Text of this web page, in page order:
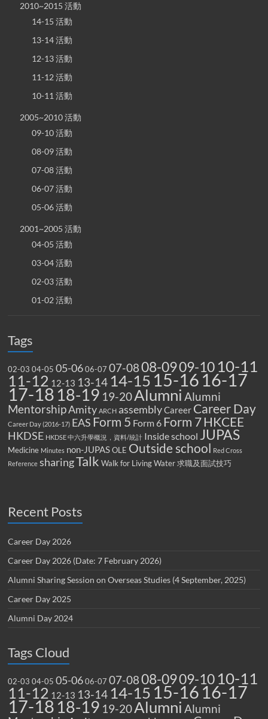
2010~2015 活動
14-15 活動
13-14 活動
12-13 活動
11-12 活動
10-11 活動
2005~2010 活動
09-10 活動
08-09 活動
07-08 活動
06-07 活動
05-06 活動
2001~2005 活動
04-05 活動
03-04 活動
02-03 活動
01-02 活動
Tags
02-03 04-05 05-06 06-07 07-0808-0909-10 10-11
11-12 12-13 13-14 14-15 15-16 16-17
17-18 18-19 19-20Alumni Alumni
MentorshipAmity ARCH assemblyCareer Career Day
Career Day (2016-17) EAS Form 5 Form 6 Form 7HKCEE
HKDSE HKDSE 中六升學概況，資料/統計 Inside school JUPAS
Medicine Minutes non-JUPAS OLE Outside school Red Cross
Reference sharingTalk Walk for Living Water 求職及面試技巧
Recent Posts
Career Day 2026
Career Day 2026 (Date: 7 February 2026)
Alumni Sharing Session on Overseas Studies (4 September, 2025)
Career Day 2025
Alumni Day 2024
Tags Cloud
02-03 04-05 05-06 06-07 07-0808-0909-10 10-11
11-12 12-13 13-14 14-15 15-16 16-17
17-18 18-19 19-20Alumni Alumni